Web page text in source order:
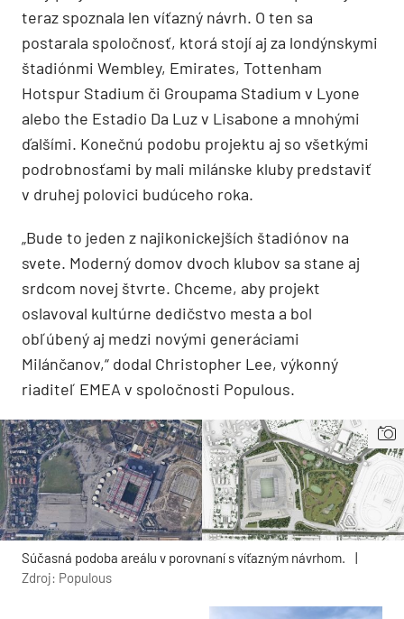
teraz spoznala len víťazný návrh. O ten sa
postarala spoločnosť, ktorá stojí aj za londýnskymi
štadiónmi Wembley, Emirates, Tottenham
Hotspur Stadium či Groupama Stadium v Lyone
alebo the Estadio Da Luz v Lisabone a mnohými
ďalšími. Konečnú podobu projektu aj so všetkými
podrobnosťami by mali milánske kluby predstaviť
v druhej polovici budúceho roka.
„Bude to jeden z najikonickejších štadiónov na
svete. Moderný domov dvoch klubov sa stane aj
srdcom novej štvrte. Chceme, aby projekt
oslavoval kultúrne dedičstvo mesta a bol
obľúbený aj medzi novými generáciami
Milánčanov,“ dodal Christopher Lee, výkonný
riaditeľ EMEA v spoločnosti Populous.
Súčasná podoba areálu v porovnaní s víťazným návrhom.
|
Zdroj: Populous